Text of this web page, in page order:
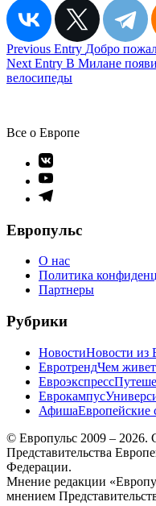
Навигация
по
Previous Entry Добро
Next Entry В Милане
велосипеды
Все о Европе
Элемент
меню
Элемент
меню
Элемент
Европульс
О нас
Политика
Партнеры
Рубрики
НовостиНовости из
ЕвротрендЧем
Евроэкспресс
Еврокампус
АфишаЕвропейские
© Европульс 2009 – 2026.
Представительства
Федерации.
Мнение редакции
мнением